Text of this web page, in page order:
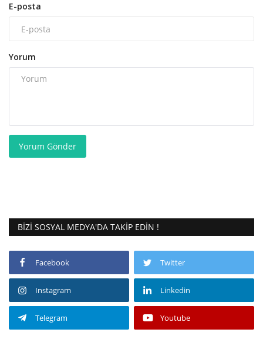
E-posta
Yorum
Yorum Gönder
BIZI SOSYAL MEDYA'DA TAKIP EDIN !
Facebook Twitter
Instagram Linkedin
Telegram Youtube